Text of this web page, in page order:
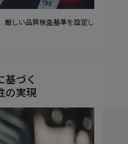
厳しい品質検査基準を設定し
基づく
の実現